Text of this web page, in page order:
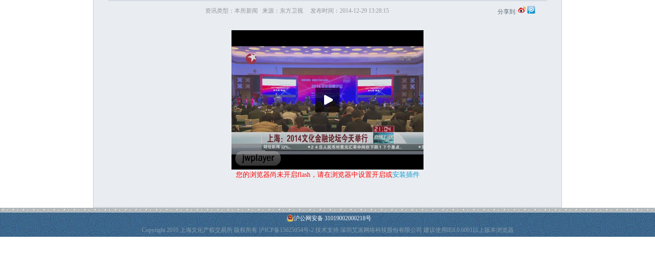
分享到:
资讯类型：本所新闻 来源：东方卫视 发布时间：2014-12-29 13:28:15
您的浏览器尚未开启flash，请在浏览器中设置开启或安装插件
沪公网安备 31019002000218号
Copyright 2010 上海文化产权交易所 版权所有沪ICP备15025954号-2技术支持 深圳艾派网络科技股份有限公司 建议使用IE8.0.6001以上版本浏览器